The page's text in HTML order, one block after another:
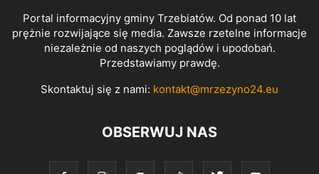
Portal informacyjny gminy Trzebiatów. Od ponad 10 lat
prężnie rozwijające się media. Zawsze rzetelne informacje
niezależnie od naszych poglądów i upodobań.
Przedstawiamy prawdę.
Skontaktuj się z nami: kontakt@mrzezyno24.eu
OBSERWUJ NAS